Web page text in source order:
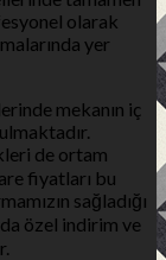
olarak
yer
mekanın iç
de ortam
fiyatları bu
sağladığı
özel indirim ve